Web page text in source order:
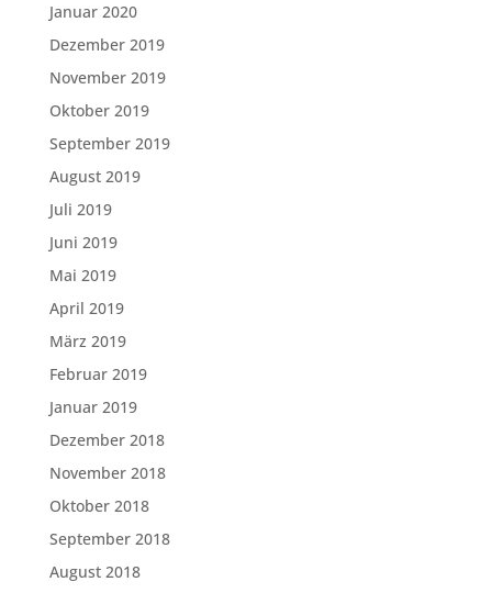
Januar 2020
Dezember 2019
November 2019
Oktober 2019
September 2019
August 2019
Juli 2019
Juni 2019
Mai 2019
April 2019
März 2019
Februar 2019
Januar 2019
Dezember 2018
November 2018
Oktober 2018
September 2018
August 2018